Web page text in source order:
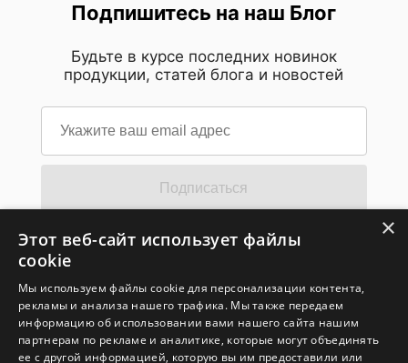
Подпишитесь на наш Блог
Будьте в курсе последних новинок
продукции, статей блога и новостей
Подписаться
Подпишитесь на новостную рассылку
MSI
Поставьте галочку, если хотите получать наши
последние новости и обновления. Нажимая здесь, вы
даете согласие на обработку ваших персональных
данных компанией Micro-Star International Co., LTD для
отправки вам информации о продуктах, услугах и
×
Этот веб-сайт использует файлы
cookie
Мы используем файлы cookie для персонализации контента,
рекламы и анализа нашего трафика. Мы также передаем
информацию об использовании вами нашего сайта нашим
партнерам по рекламе и аналитике, которые могут объединять
ее с другой информацией, которую вы им предоставили или